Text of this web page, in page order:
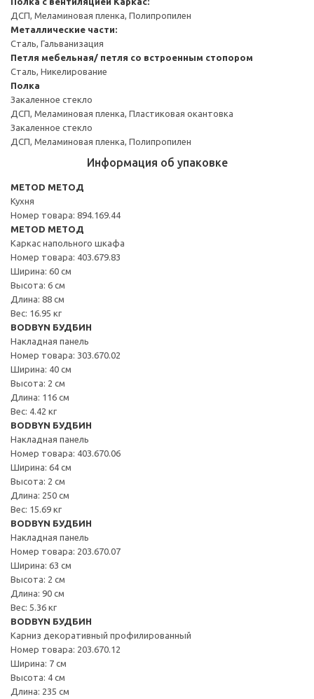
ДСП, Меламиновая пленка, Полипропилен
Металлические части:
Сталь, Гальванизация
Петля мебельная/ петля со встроенным стопором
Сталь, Никелирование
Полка
Закаленное стекло
ДСП, Меламиновая пленка, Пластиковая окантовка
Закаленное стекло
ДСП, Меламиновая пленка, Полипропилен
Информация об упаковке
METOD МЕТОД
Кухня
Номер товара: 894.169.44
METOD МЕТОД
Каркас напольного шкафа
Номер товара: 403.679.83
Ширина: 60 см
Высота: 6 см
Длина: 88 см
Вес: 16.95 кг
BODBYN БУДБИН
Накладная панель
Номер товара: 303.670.02
Ширина: 40 см
Высота: 2 см
Длина: 116 см
Вес: 4.42 кг
BODBYN БУДБИН
Накладная панель
Номер товара: 403.670.06
Ширина: 64 см
Высота: 2 см
Длина: 250 см
Вес: 15.69 кг
BODBYN БУДБИН
Накладная панель
Номер товара: 203.670.07
Ширина: 63 см
Высота: 2 см
Длина: 90 см
Вес: 5.36 кг
BODBYN БУДБИН
Карниз декоративный профилированный
Номер товара: 203.670.12
Ширина: 7 см
Высота: 4 см
Длина: 235 см